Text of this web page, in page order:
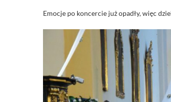
Emocje po koncercie już opadły, więc